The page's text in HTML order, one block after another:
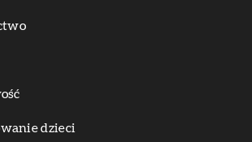
dzieci